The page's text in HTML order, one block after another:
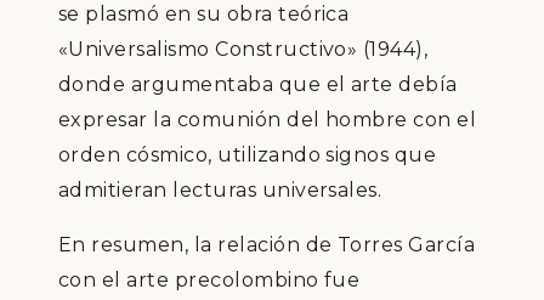
se plasmó en su obra teórica
«Universalismo Constructivo» (1944),
donde argumentaba que el arte debía
expresar la comunión del hombre con el
orden cósmico, utilizando signos que
admitieran lecturas universales.​
En resumen, la relación de Torres García
con el arte precolombino fue